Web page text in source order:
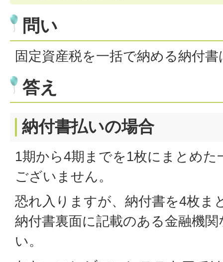
問い
固定資産税を一括で納める納付
答え
納付書払いの場合
1期から4期までを1枚にまとめた
ございません。
恐れ入りますが、納付書を4枚ま
納付書裏面に記載のある金融機
い。